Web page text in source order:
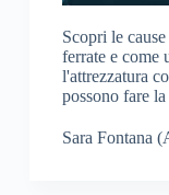
Scopri le
ferrate e come
l'attrezzatura
possono fare
Sara Fontana